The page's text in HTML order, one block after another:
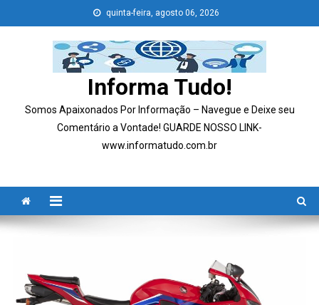
to
quinta-feira, agosto 06, 2026
Informa Tudo!
Somos Apaixonados Por Informação – Navegue e Deixe seu
Comentário a Vontade! GUARDE NOSSO LINK-
www.informatudo.com.br